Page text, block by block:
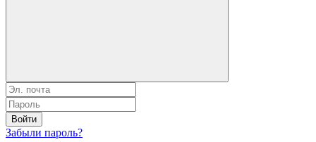
Войти
Забыли пароль?